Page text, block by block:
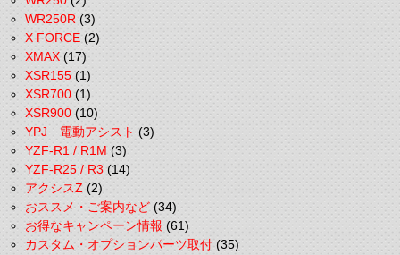
WR250R(3)
X FORCE(2)
XMAX(17)
XSR155(1)
XSR700(1)
XSR900(10)
YPJ 電動アシスト(3)
YZF-R1 / R1M(3)
YZF-R25 / R3(14)
アクシスZ(2)
おススメ・ご案内など(34)
お得なキャンペーン情報(61)
カスタム・オプションパーツ取付(35)